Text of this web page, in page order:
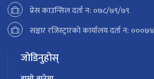
प्रेस काउन्सिल दर्ता न: ०७८/७९/७९
सञ्चार रजिस्ट्रारको कार्यालय दर्ता न: ०००७४
जोडिनुहोस्